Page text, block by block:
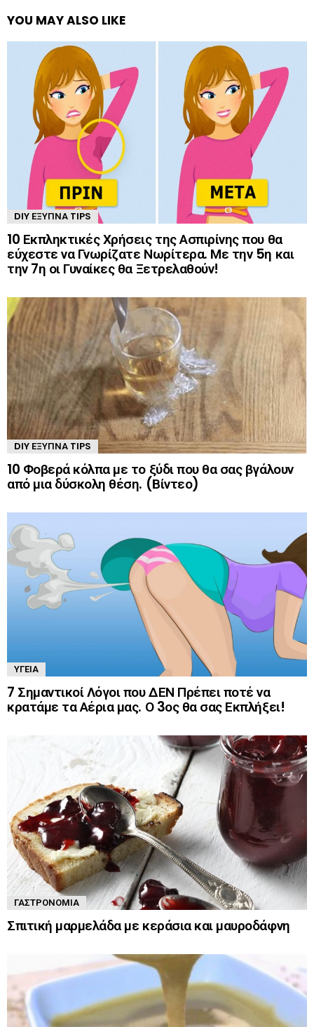
YOU MAY ALSO LIKE
DIY ΈΞΥΠΝΑ TIPS
10 Εκπληκτικές Χρήσεις της Ασπιρίνης που θα
εύχεστε να Γνωρίζατε Νωρίτερα. Με την 5η και
την 7η οι Γυναίκες θα Ξετρελαθούν!
DIY ΈΞΥΠΝΑ TIPS
10 Φοβερά κόλπα με το ξύδι που θα σας βγάλουν
από μια δύσκολη θέση. (Βίντεο)
ΥΓΕΊΑ
7 Σημαντικοί Λόγοι που ΔΕΝ Πρέπει ποτέ να
κρατάμε τα Αέρια μας. Ο 3ος θα σας Εκπλήξει!
ΓΑΣΤΡΟΝΟΜΊΑ
Σπιτική μαρμελάδα με κεράσια και μαυροδάφνη